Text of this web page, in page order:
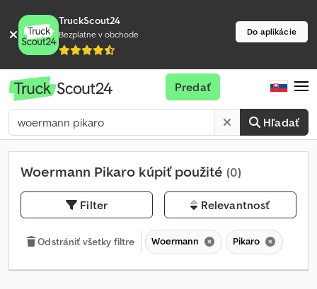
TruckScout24
Bezplatne v obchode Do aplikácie
Hľadať
Predať
Woermann Pikaro kúpiť použité (0)
Filter Relevantnosť
Odstrániť všetky filtre Woermann Pikaro